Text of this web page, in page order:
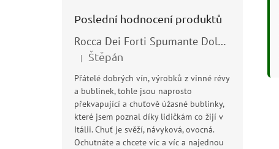
Poslední hodnocení produktů
Rocca Dei Forti Spumante Dolce 11,5% 0,75l
Hodnocení produktu je 5 z 5 hvězdiček.
| Štěpán
Přátelé dobrých vín, výrobků z vinné révy
a bublinek, tohle jsou naprosto
překvapující a chuťově úžasné bublinky,
které jsem poznal díky lidičkám co žijí v
Itálii. Chuť je svěží, návyková, ovocná.
Ochutnáte a chcete víc a víc a najednou